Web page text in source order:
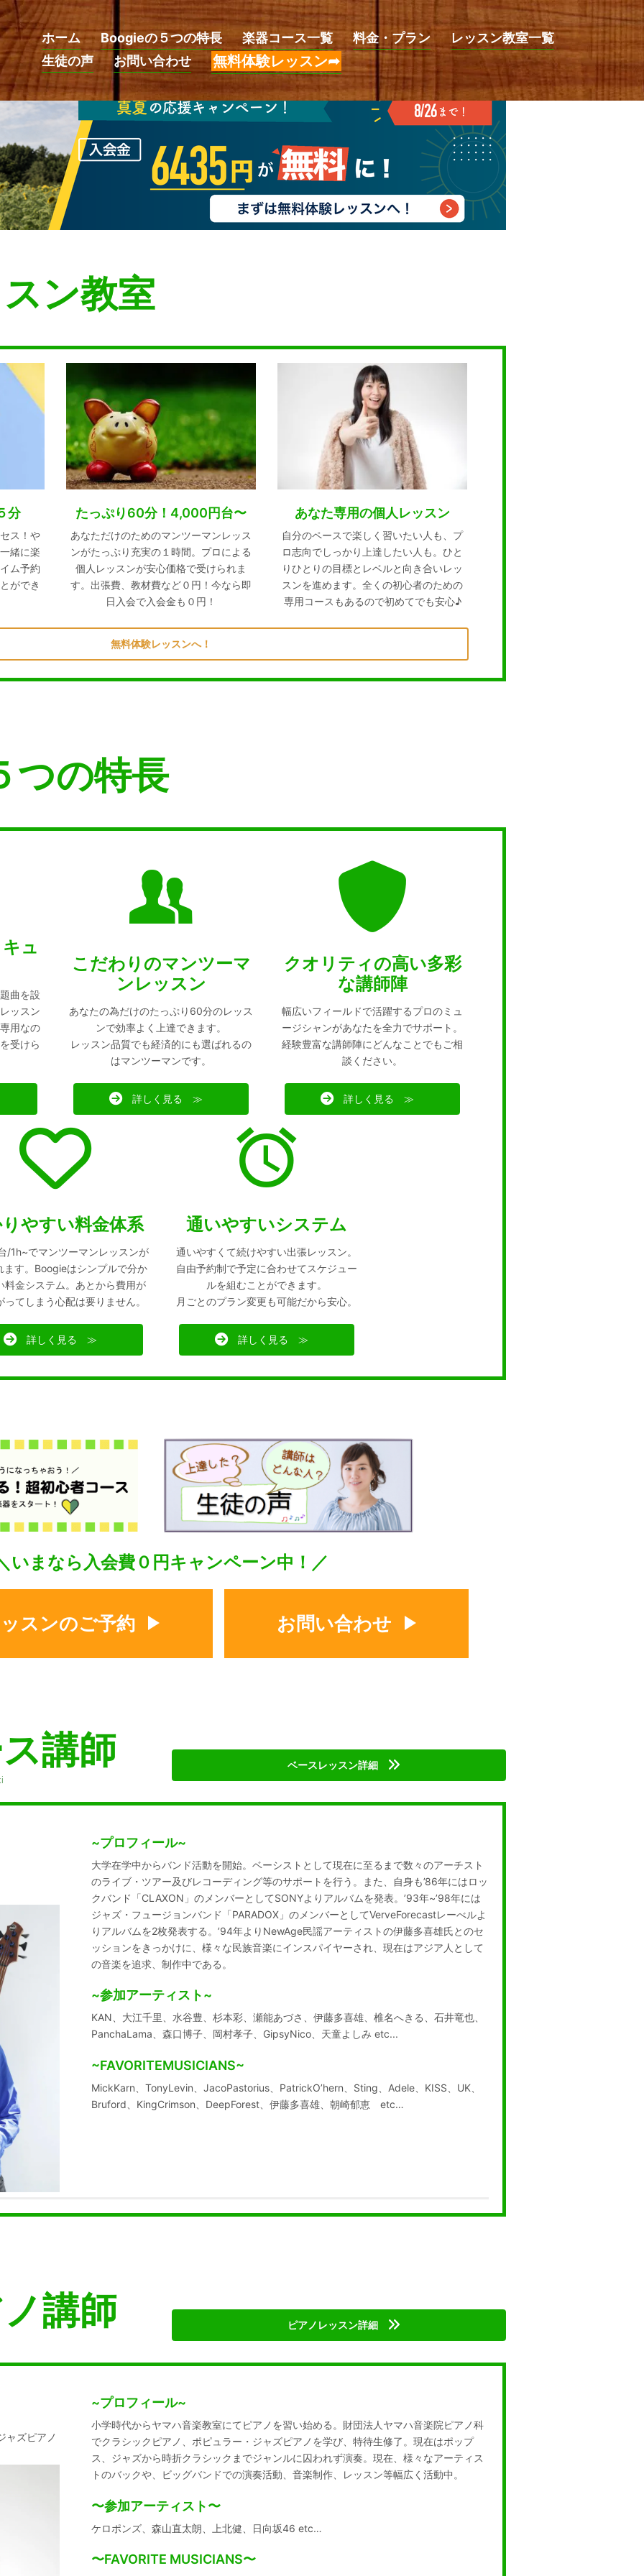
ホーム Boogieの５つの特長 楽器コース一覧 料金・プラン
レッスン教室一覧
生徒の声
お問い合わせ 無料体験レッスン➦
ン教室
分
ス！や
緒に楽
ム予約
ができ
たっぷり60分！4,000円台〜
あなただけのためのマンツーマンレッス
ンがたっぷり充実の１時間。プロによる
個人レッスンが安心価格で受けられま
す。出張費、教材費など０円！今なら即
日入会で入会金も０円！
あなた専用の個人レッスン
自分のペースで楽しく習いたい人も、プ
ロ志向でしっかり上達したい人も。ひと
りひとりの目標とレベルと向き合いレッ
スンを進めます。全くの初心者のための
専用コースもあるので初めてでも安心♪
無料体験レッスンへ！
つの特長
ュ
曲を設
ッスン
用なの
受けら
こだわりのマンツーマ
ンレッスン
あなたの為だけのたっぷり60分のレッス
ンで効率よく上達できます。
レッスン品質でも経済的にも選ばれるの
はマンツーマンです。
詳しく見る ≫
クオリティの高い多彩
な講師陣
幅広いフィールドで活躍するプロのミュ
ージシャンがあなたを全力でサポート。
経験豊富な講師陣にどんなことでもご相
談ください。
詳しく見る ≫
やすい料金体系
/1h~でマンツーマンレッスンが
ます。Boogieはシンプルで分か
料金システム。あとから費用が
ってしまう心配は要りません。
詳しく見る ≫
通いやすいシステム
通いやすくて続けやすい出張レッスン。
自由予約制で予定に合わせてスケジュー
ルを組むことができます。
月ごとのプラン変更も可能だから安心。
詳しく見る ≫
いまなら入会費０円キャンペーン中！／
スンのご予約 お問い合わせ
講師 ベースレッスン詳細
~プロフィール~
大学在学中からバンド活動を開始。ベーシストとして現在に至るまで数々のアーチスト
のライブ・ツアー及びレコーディング等のサポートを行う。また、自身も’86年にはロッ
クバンド「CLAXON」のメンバーとしてSONYよりアルバムを発表。’93年~’98年には
ジャズ・フュージョンバンド「PARADOX」のメンバーとしてVerveForecastレーべルよ
りアルバムを2枚発表する。’94年よりNewAge民謡アーティストの伊藤多喜雄氏とのセ
ッションをきっかけに、様々な民族音楽にインスパイヤーされ、現在はアジア人として
の音楽を追求、制作中である。
~参加アーティスト~
KAN、大江千里、水谷豊、杉本彩、瀬能あづさ、伊藤多喜雄、椎名へきる、石井竜也、
PanchaLama、森口博子、岡村孝子、GipsyNico、天童よしみ etc...
~FAVORITEMUSICIANS~
MickKarn、TonyLevin、JacoPastorius、PatrickO’hern、Sting、Adele、KISS、UK、
Bruford、KingCrimson、DeepForest、伊藤多喜雄、朝崎郁恵 etc…
講師 ピアノレッスン詳細
ャズピアノ
~プロフィール~
小学時代からヤマハ音楽教室にてピアノを習い始める。財団法人ヤマハ音楽院ピアノ科
でクラシックピアノ、ポピュラー・ジャズピアノを学び、特待生修了。現在はポップ
ス、ジャズから時折クラシックまでジャンルに囚われず演奏。現在、様々なアーティス
トのバックや、ビッグバンドでの演奏活動、音楽制作、レッスン等幅広く活動中。
〜参加アーティスト〜
ケロポンズ、森山直太朗、上北健、日向坂46 etc…
〜FAVORITE MUSICIANS〜